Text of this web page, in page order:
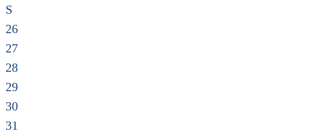
S
26
27
28
29
30
31